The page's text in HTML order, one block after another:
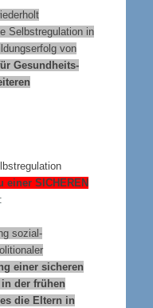
Selbstregulation in
von
Gesundheits-
einer SICHEREN
sozial-
einer sicheren
der frühen
die Eltern in